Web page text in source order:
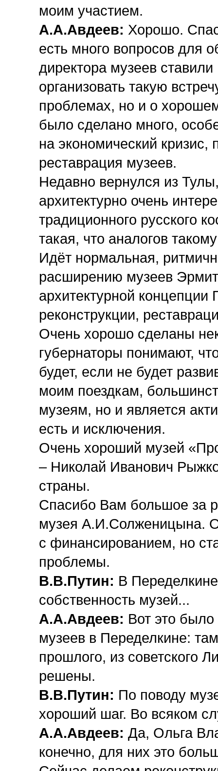
моим участием.
А.А.Авдеев: Хорошо.
есть много вопросов для
директора музеев
организовать такую
проблемах, но и о
было сделано много,
на экономический кризис,
реставрация музеев.
Недавно вернулся из
архитектурно очень
традиционного русского
такая, что аналогов
Идёт нормальная,
расширению музеев
архитектурной
реконструкции,
Очень хорошо сделаны
губернаторы понимают,
будет, если не будет
моим поездкам,
музеям, но и является
есть и исключения.
Очень хороший музей
– Николай Иванович
страны.
Спасибо Вам большое за
музея А.И.Солженицына.
с финансированием, но
проблемы.
В.В.Путин: В
собственность музей...
А.А.Авдеев: Вот это
музеев в Переделкине:
прошлого, из советского
решены.
В.В.Путин: По поводу
хороший шаг. Во всяком
А.А.Авдеев: Да, Ольга
конечно, для них это